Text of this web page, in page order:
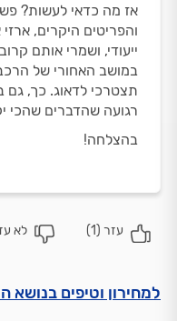
אז מה כדאי לעשות?
והפריטים היקרים,
ייעודי, ושמרי אותם
במושב האחורי של
תצטרכי לדאוג. כך, גם
רגועה שהדברים שהכי
בהצלחה!
1
)
למחירון וטיפים בנושא